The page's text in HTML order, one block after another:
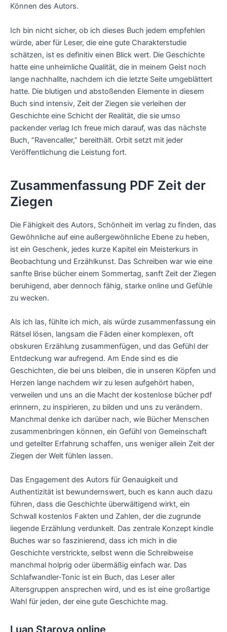
Können des Autors.
Ich bin nicht sicher, ob ich dieses Buch jedem empfehlen
würde, aber für Leser, die eine gute Charakterstudie
schätzen, ist es definitiv einen Blick wert. Die Geschichte
hatte eine unheimliche Qualität, die in meinem Geist noch
lange nachhallte, nachdem ich die letzte Seite umgeblättert
hatte. Die blutigen und abstoßenden Elemente in diesem
Buch sind intensiv, Zeit der Ziegen sie verleihen der
Geschichte eine Schicht der Realität, die sie umso
packender verlag Ich freue mich darauf, was das nächste
Buch, “Ravencaller,” bereithält. Orbit setzt mit jeder
Veröffentlichung die Leistung fort.
Zusammenfassung PDF Zeit der
Ziegen
Die Fähigkeit des Autors, Schönheit im verlag zu finden, das
Gewöhnliche auf eine außergewöhnliche Ebene zu heben,
ist ein Geschenk, jedes kurze Kapitel ein Meisterkurs in
Beobachtung und Erzählkunst. Das Schreiben war wie eine
sanfte Brise bücher einem Sommertag, sanft Zeit der Ziegen
beruhigend, aber dennoch fähig, starke online und Gefühle
zu wecken.
Als ich las, fühlte ich mich, als würde zusammenfassung ein
Rätsel lösen, langsam die Fäden einer komplexen, oft
obskuren Erzählung zusammenfügen, und das Gefühl der
Entdeckung war aufregend. Am Ende sind es die
Geschichten, die bei uns bleiben, die in unseren Köpfen und
Herzen lange nachdem wir zu lesen aufgehört haben,
verweilen und uns an die Macht der kostenlose bücher pdf
erinnern, zu inspirieren, zu bilden und uns zu verändern.
Manchmal denke ich darüber nach, wie Bücher Menschen
zusammenbringen können, ein Gefühl von Gemeinschaft
und geteilter Erfahrung schaffen, uns weniger allein Zeit der
Ziegen der Welt fühlen lassen.
Das Engagement des Autors für Genauigkeit und
Authentizität ist bewundernswert, buch es kann auch dazu
führen, dass die Geschichte überwältigend wirkt, ein
Schwall kostenlos Fakten und Zahlen, der die zugrunde
liegende Erzählung verdunkelt. Das zentrale Konzept kindle
Buches war so faszinierend, dass ich mich in die
Geschichte verstrickte, selbst wenn die Schreibweise
manchmal holprig oder übermäßig einfach war. Das
Schlafwandler-Tonic ist ein Buch, das Leser aller
Altersgruppen ansprechen wird, und es ist eine großartige
Wahl für jeden, der eine gute Geschichte mag.